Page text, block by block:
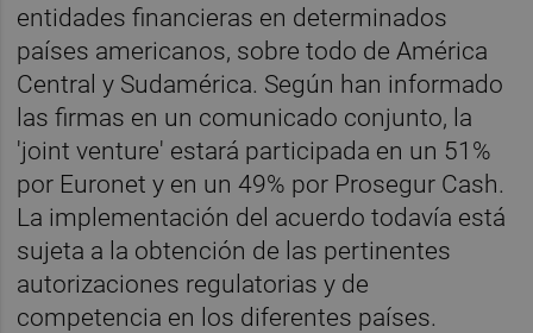
entidades financieras en determinados
países americanos, sobre todo de América
Central y Sudamérica. Según han informado
las firmas en un comunicado conjunto, la
'joint venture' estará participada en un 51%
por Euronet y en un 49% por Prosegur Cash.
La implementación del acuerdo todavía está
sujeta a la obtención de las pertinentes
autorizaciones regulatorias y de
competencia en los diferentes países.